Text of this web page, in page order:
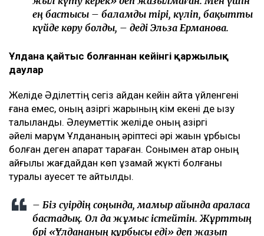
ең бастысы – баламды тірі, күліп, бақытты
күйде көру болды, – деді Эльза Ерманова.
Ұлдана қайтыс болғаннан кейінгі қаржылық
даулар
Желіде Әділеттің сегіз айдан кейін қайта үйленгені
ғана емес, оның қазіргі жарының кім екені де қызу
талқыланды. Әлеуметтік желіде оның қазіргі
әйелі марқұм Ұлдананың әріптесі әрі жақын құрбысы
болған деген ақпарат тараған. Сонымен қатар оның
қайғылы жағдайдан көп ұзамай жүкті болғаны
туралы қауесет те айтылды.
– Біз сәуірдің соңында, мамыр айында араласа
бастадық. Ол да жұмыс істейтін. Жұрттың
бәрі «Ұлдананың құрбысы еді» деп жазып